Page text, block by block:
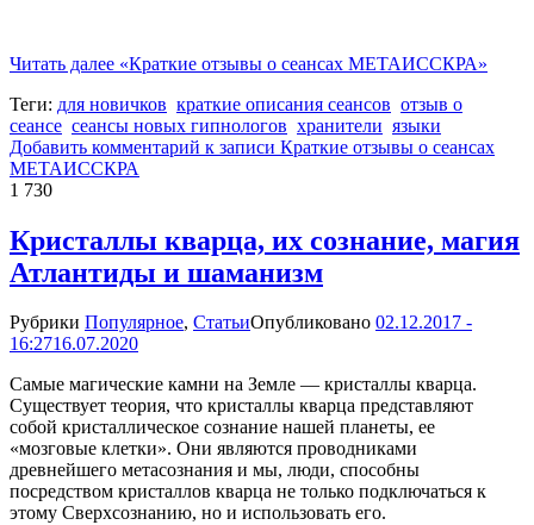
Читать далее «Краткие отзывы о сеансах МЕТАИССКРА»
Теги: для новичков краткие описания сеансов отзыв о
сеансе сеансы новых гипнологов хранители языки
Добавить комментарий к записи Краткие отзывы о сеансах
МЕТАИССКРА
1 730
Кристаллы кварца, их сознание, магия
Атлантиды и шаманизм
Рубрики Популярное, СтатьиОпубликовано 02.12.2017 -
16:2716.07.2020
Самые магические камни на Земле — кристаллы кварца.
Существует теория, что кристаллы кварца представляют
собой кристаллическое сознание нашей планеты, ее
«мозговые клетки». Они являются проводниками
древнейшего метасознания и мы, люди, способны
посредством кристаллов кварца не только подключаться к
этому Сверхсознанию, но и использовать его.